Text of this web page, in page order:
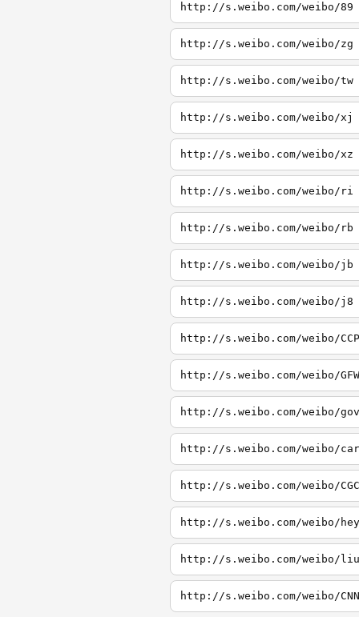
http://s.weibo.com/weibo/89
http://s.weibo.com/weibo/zg
http://s.weibo.com/weibo/tw
http://s.weibo.com/weibo/xj
http://s.weibo.com/weibo/xz
http://s.weibo.com/weibo/ri
http://s.weibo.com/weibo/rb
http://s.weibo.com/weibo/jb
http://s.weibo.com/weibo/j8
http://s.weibo.com/weibo/CCP
http://s.weibo.com/weibo/GFW
http://s.weibo.com/weibo/gov
http://s.weibo.com/weibo/car
http://s.weibo.com/weibo/CGC
http://s.weibo.com/weibo/hey
http://s.weibo.com/weibo/liu
http://s.weibo.com/weibo/CNN